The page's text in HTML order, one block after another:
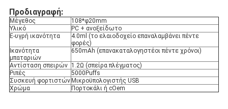
Προδιαγραφή:
Μέγεθος
108*φ20mm
Υλικό
PC + ανοξείδωτο
Ε-υγρή ικανότητα
4.0ml (το ελαιοδοχείο επαναλαμβάνει πέντε
φορές)
Ικανότητα
μπαταριών
650mAh (επανακαταλογηστέοι πέντε χρόνοι)
Αντίσταση σπειρών 1.2Ω (σπείρα πλέγματος)
Ριπές
5000Puffs
Συσκευή φορτιστών Μικροϋπολογιστής USB
Χρώμα
Πορτοκάλι ή cOem